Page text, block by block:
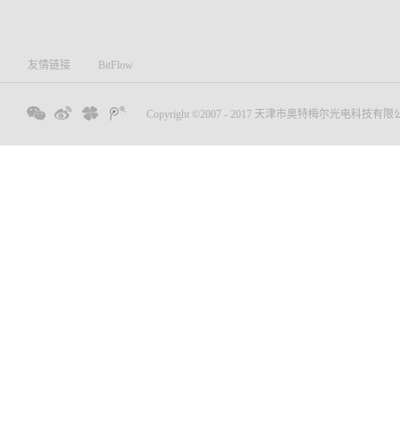
友情链接 BitFlow
Copyright ©2007 - 2017 天津市奥特梅尔光电科技有限